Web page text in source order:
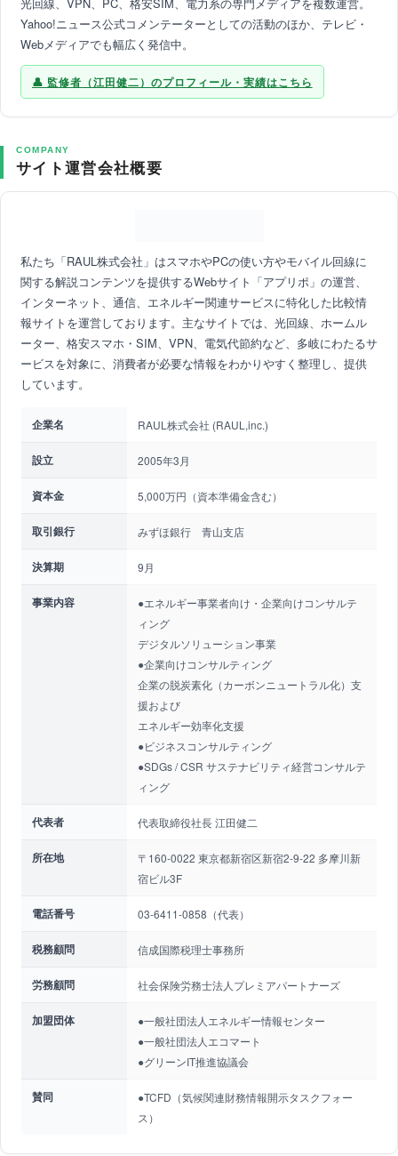
Yahoo!ニュース公式コメンテーターとしての活動のほか、テレビ・
Webメディアでも幅広く発信中。
監修者（江田健二）のプロフィール・実績はこちら
COMPANY
サイト運営会社概要
私たち「RAUL株式会社」はスマホやPCの使い方やモバイル回線に
関する解説コンテンツを提供するWebサイト「アプリポ」の運営、
インターネット、通信、エネルギー関連サービスに特化した比較情
報サイトを運営しております。主なサイトでは、光回線、ホームル
ーター、格安スマホ・SIM、VPN、電気代節約など、多岐にわたるサ
ービスを対象に、消費者が必要な情報をわかりやすく整理し、提供
しています。
企業名 RAUL株式会社 (RAUL,inc.)
設立 2005年3月
資本金 5,000万円（資本準備金含む）
取引銀行 みずほ銀行 青山支店
決算期 9月
事業内容
●エネルギー事業者向け・企業向けコンサルテ
ィング
デジタルソリューション事業
●企業向けコンサルティング
企業の脱炭素化（カーボンニュートラル化）支
援および
エネルギー効率化支援
●ビジネスコンサルティング
●SDGs / CSR サステナビリティ経営コンサルテ
ィング
代表者 代表取締役社長 江田健二
所在地
〒160-0022 東京都新宿区新宿2-9-22 多摩川新
宿ビル3F
電話番号 03-6411-0858（代表）
税務顧問 信成国際税理士事務所
労務顧問 社会保険労務士法人プレミアパートナーズ
加盟団体
●一般社団法人エネルギー情報センター
●一般社団法人エコマート
●グリーンIT推進協議会
賛同
●TCFD（気候関連財務情報開示タスクフォー
ス）